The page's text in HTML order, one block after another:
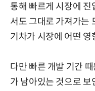
통해 빠르게 시장에 진
서도 그대로 가져가는
기차가 시장에 어떤
다만 빠른 개발 기간
가 남아있는 것으로 보